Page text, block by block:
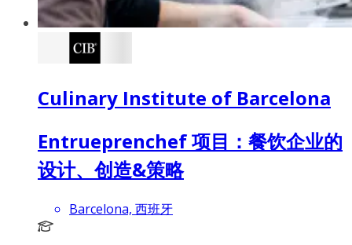
Culinary Institute of Barcelona
Entrueprenchef 项目：餐饮企业的
设计、创造&策略
Barcelona, 西班牙